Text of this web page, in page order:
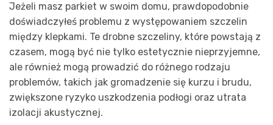
Jeżeli masz parkiet w swoim domu, prawdopodobnie
doświadczyłeś problemu z występowaniem szczelin
między klepkami. Te drobne szczeliny, które powstają z
czasem, mogą być nie tylko estetycznie nieprzyjemne,
ale również mogą prowadzić do różnego rodzaju
problemów, takich jak gromadzenie się kurzu i brudu,
zwiększone ryzyko uszkodzenia podłogi oraz utrata
izolacji akustycznej.